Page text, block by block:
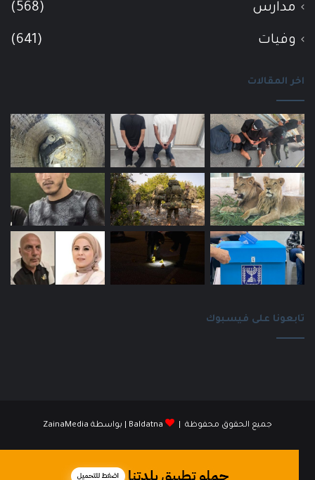
مدارس (568)
وفيات (641)
اخر المقالات
تابعونا على فيسبوك
جميع الحقوق محفوظة | Baldatna | بواسطة ZainaMedia